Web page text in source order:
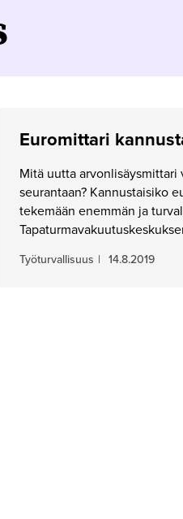
Euromittari
Mitä uutta
seurantaan? Kannustaisiko
tekemään enemmän ja
Työturvallisuus | 14.8.2019